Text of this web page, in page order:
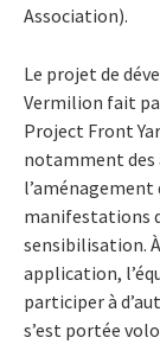
Association).
Le projet de
Vermilion fait
Project Front
notamment des
l’aménagement
manifestations
sensibilisation.
application,
participer à
s’est portée